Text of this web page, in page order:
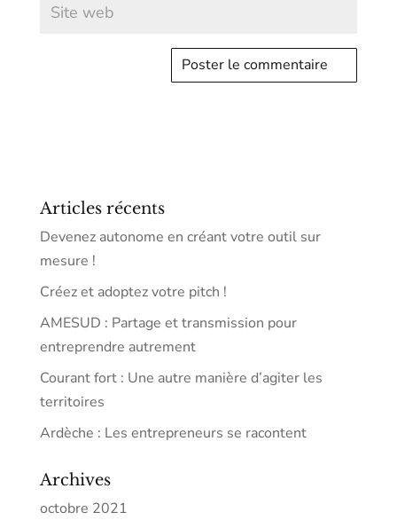
Articles récents
Devenez autonome en créant votre outil sur
mesure !
Créez et adoptez votre pitch !
AMESUD : Partage et transmission pour
entreprendre autrement
Courant fort : Une autre manière d’agiter les
territoires
Ardèche : Les entrepreneurs se racontent
Archives
octobre 2021